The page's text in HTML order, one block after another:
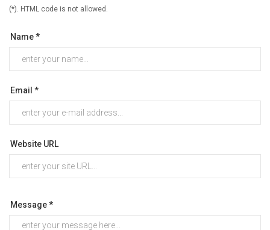
(*). HTML code is not allowed.
Name *
Email *
Website URL
Message *